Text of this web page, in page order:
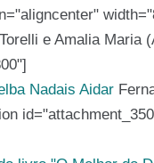
e Amalia Maria